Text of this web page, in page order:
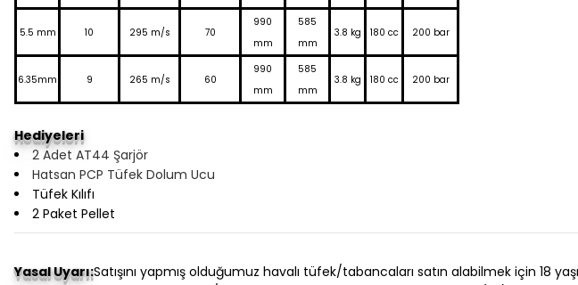
5.5 mm 10 295 m/s 70
990
mm
585
mm
3.8 kg 180 cc 200 bar
6.35mm 9 265 m/s 60
990
mm
585
mm
3.8 kg 180 cc 200 bar
Hediyeleri
2 Adet AT44 Şarjör
Hatsan PCP Tüfek Dolum Ucu
Tüfek Kılıfı
2 Paket Pellet
Yasal Uyarı:Satışını yapmış olduğumuz havalı tüfek/tabancaları satın alabilmek için 18